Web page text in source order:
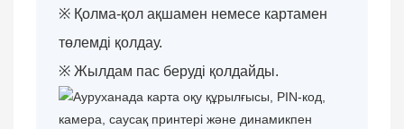
※ Қолма-қол ақшамен немесе картамен
төлемді қолдау.
※ Жылдам пас беруді қолдайды.